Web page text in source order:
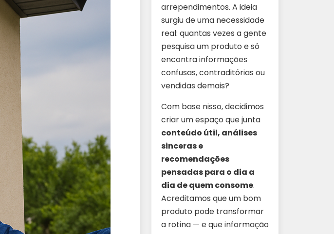
arrependimentos. A ideia
surgiu de uma necessidade
real: quantas vezes a gente
pesquisa um produto e só
encontra informações
confusas, contraditórias ou
vendidas demais?
Com base nisso, decidimos
criar um espaço que junta
conteúdo útil, análises
sinceras e
recomendações
pensadas para o dia a
dia de quem consome.
Acreditamos que um bom
produto pode transformar
a rotina — e que informação